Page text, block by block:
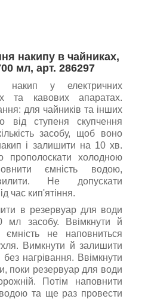
накипу в чайниках,
мл, арт. 286297
накип у електричних
та кавових апаратах.
для чайників та інших
ступеня скупчення
засобу, щоб воно
і залишити на 10 хв.
прополоскати холодною
ємність водою,
Не допускати
час кип'ятіння.
в резервуар для води
засобу. Ввімкнути й
ємність не наповниться
Вимкнути й залишити
нагрівання. Ввімкнути
поки резервуар для води
Потім наповнити
та ще раз провести